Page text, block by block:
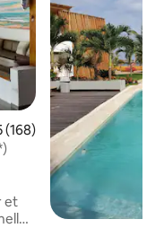
moyenne sur la
(168)
et